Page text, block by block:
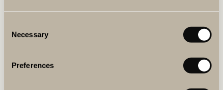
Selection
Necessary
Preferences